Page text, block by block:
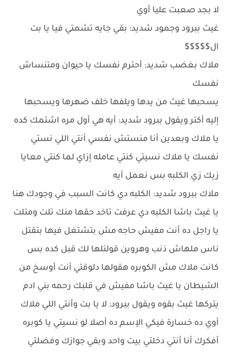
لا بجد صعبت عليا أوي
غيث ببرود وجمود شديد: بقي جايه تشمتي فيا يا بت
ال$$$$$
ملاك بغضب شديد: أحترم نفسك يا حيوان ومتنساش
نفسك
يسحبها غيث من يدها ويلفها خلف ضهرها ويسحبها
إليه أكتر ويقول ببرود شديد: أيه هي أول مره اشتمك كده
يا ملاك وبعدين أنا منستش نفسي أنتي اللي نستي
نفسك يا ملاك نسيتي كنتي عامله إزاي لما كنتي معايا
زيك زي الكلبه بس نعمل أيه
ملاك ببرود شديد: الكلبه دي كانت السبب في وجودك هنا
يا غيث باشا الكلبه دي عرفت تاخد حقها منك تلت ومتلت
يا راجل ده أنت مفيش حاجه مش بتشتغل فيها بتقتل
ناس ملهاش ذنب وهروين قولتلها لك قبل كده بس
كانت ملاك مش الكوبره هقولها دلوقتي أنت أوسخ من
الشيطان يا غيث باشا مفيش في قلبك رحمه بني ادم
يتركها غيث بقوه ويقول ببرود: لا يا بت وأنتي اللي ملاك
أوي ده خسارة فيكي الإسم ده أصلا لو نسيتي يا كوبره
أفكرك أنا أنتي دخلتي بيت واحد وبقي جوازك وفضلتي